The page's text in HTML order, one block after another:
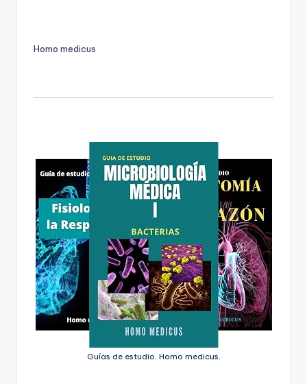
Homo medicus
Guías de estudio. Homo medicus.